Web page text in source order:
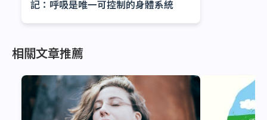
記：呼吸是唯一可控制的身體系統
相關文章推薦